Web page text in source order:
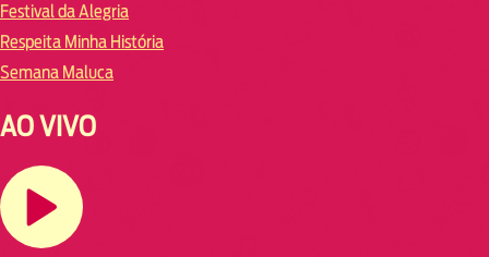
Festival da Alegria
Respeita Minha História
Semana Maluca
AO VIVO